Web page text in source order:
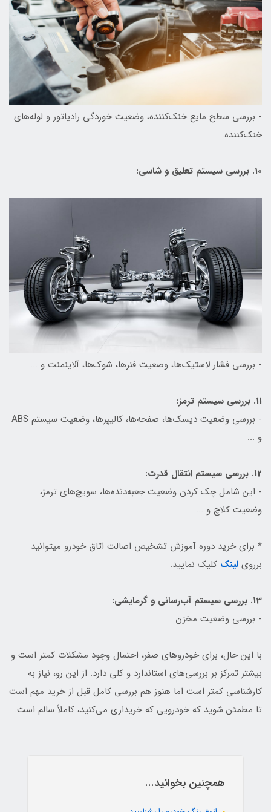
- بررسی سطح مایع خنک‌کننده، وضعیت خوردگی رادیاتور و لوله‌های
خنک‌کننده.
10. بررسی سیستم تعلیق و شاسی:
- بررسی فشار لاستیک‌ها، وضعیت فنرها، شوک‌ها، آلاینمنت و ...
11. بررسی سیستم ترمز:
- بررسی وضعیت دیسک‌ها، صفحه‌ها، کالیپرها، وضعیت سیستم ABS
و ...
12. بررسی سیستم انتقال قدرت:
- این شامل چک کردن وضعیت جعبه‌دنده‌ها، سویچ‌های ترمز،
وضعیت کلاچ و ...
* برای خرید دوره آموزش تشخیص اصالت اتاق خودرو میتوانید
برروی لینک کلیک نمایید.
13. بررسی سیستم آب‌رسانی و گرمایشی:
- بررسی وضعیت مخزن
با این حال، برای خودروهای صفر، احتمال وجود مشکلات کمتر است و
بیشتر تمرکز بر بررسی‌های استاندارد و کلی دارد. از این رو، نیاز به
کارشناسی کمتر است اما هنوز هم بررسی کامل قبل از خرید مهم است
تا مطمئن شوید که خودرویی که خریداری می‌کنید، کاملاً سالم است.
همچنین بخوانید...